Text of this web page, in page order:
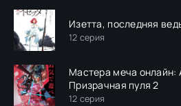
Изетта, последняя
12 серия
Мастера меча онлайн:
Призрачная пуля 2
12 серия